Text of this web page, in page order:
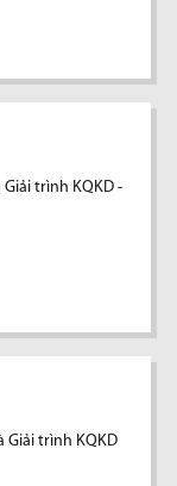
trình KQKD -
Giải trình KQKD